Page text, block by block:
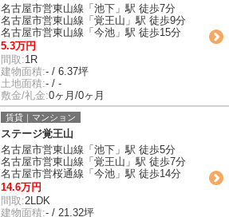
名古屋市営東山線「池下」駅 徒歩7分
名古屋市営東山線「覚王山」駅 徒歩9分
名古屋市営東山線「今池」駅 徒歩15分
5.3万円
間取:1R
建物面積:- / 6.37坪
土地面積:- / -
敷金/礼金:0ヶ月/0ヶ月
賃貸｜マンション
ステージ覚王山
名古屋市営東山線「池下」駅 徒歩5分
名古屋市営東山線「覚王山」駅 徒歩7分
名古屋市営桜通線「今池」駅 徒歩14分
14.6万円
間取:2LDK
建物面積:- / 21.32坪